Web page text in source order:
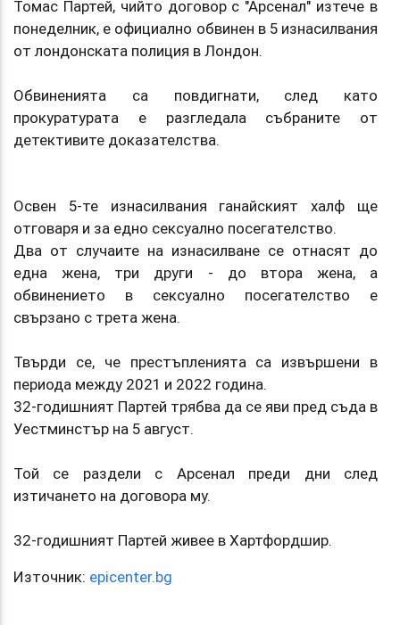
Томас Партей, чийто договор с "Арсенал" изтече в
понеделник, е официално обвинен в 5 изнасилвания
от лондонската полиция в Лондон.
Обвиненията са повдигнати, след като
прокуратурата е разгледала събраните от
детективите доказателства.
Освен 5-те изнасилвания ганайският халф ще
отговаря и за едно сексуално посегателство.
Два от случаите на изнасилване се отнасят до
една жена, три други - до втора жена, а
обвинението в сексуално посегателство е
свързано с трета жена.
Твърди се, че престъпленията са извършени в
периода между 2021 и 2022 година.
32-годишният Партей трябва да се яви пред съда в
Уестминстър на 5 август.
Той се раздели с Арсенал преди дни след
изтичането на договора му.
32-годишният Партей живее в Хартфордшир.
Източник: epicenter.bg